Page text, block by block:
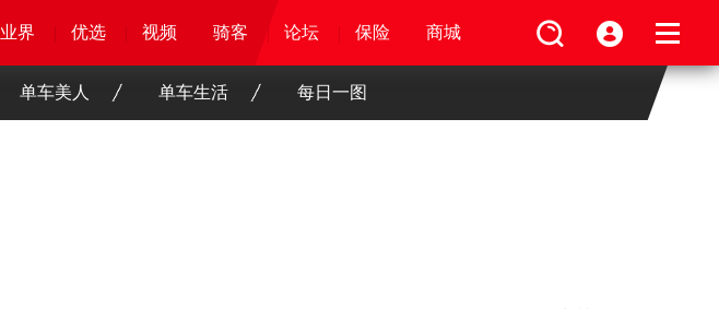
业界 优选 骑客 论坛 保险 商城
业界 优选 骑客 视频 论坛 保险 商城
业界 优选 视频 骑客 论坛 保险 商城
业界 优选 视频 骑客 论坛 保险 商城
单车美人 单车生活 每日一图